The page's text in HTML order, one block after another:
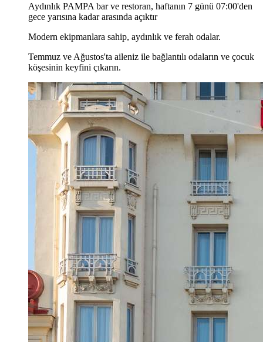
Aydınlık PAMPA bar ve restoran, haftanın 7 günü 07:00'den
gece yarısına kadar arasında açıktır
Modern ekipmanlara sahip, aydınlık ve ferah odalar.
Temmuz ve Ağustos'ta aileniz ile bağlantılı odaların ve çocuk
köşesinin keyfini çıkarın.